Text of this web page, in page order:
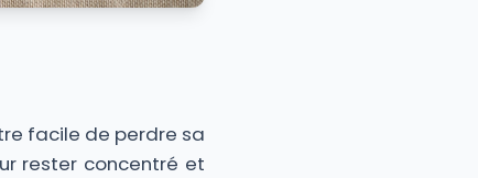
facile de perdre sa
rester concentré et